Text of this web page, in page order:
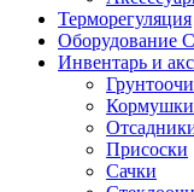
Терморегуляция
Оборудование
Инвентарь и
Кормушки
Присоски
Сачки